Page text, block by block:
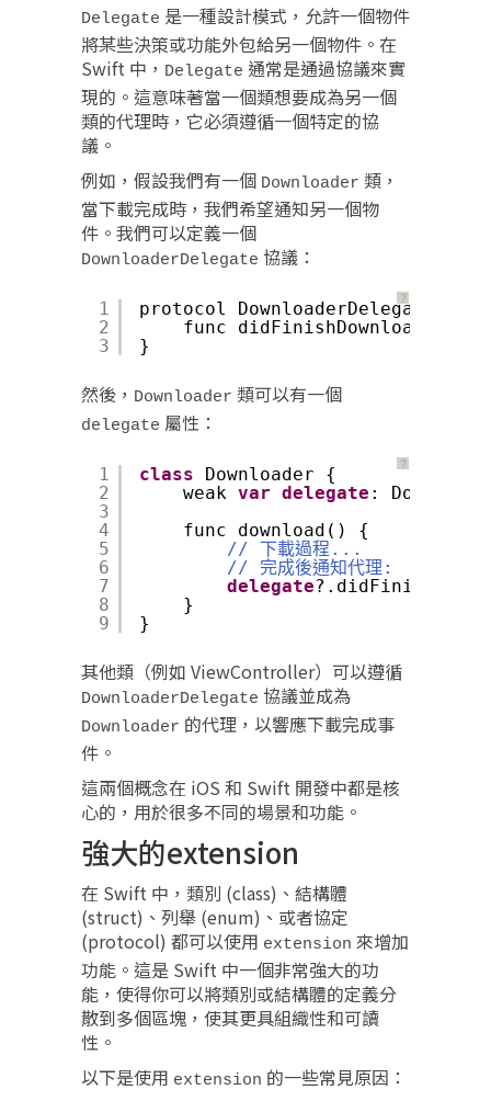
Delegate 是一種設計模式，允許一個物件
將某些決策或功能外包給另一個物件。在
Swift 中， Delegate 通常是通過協議來實
現的。這意味著當一個類想要成為另一個
類的代理時，它必須遵循一個特定的協
議。
例如，假設我們有一個 Downloader 類，
當下載完成時，我們希望通知另一個物
件。我們可以定義一個
DownloaderDelegate 協議：
？
1
2
3
protocol DownloaderDelegate:
func
}
然後， Downloader 類可以有一個
delegate 屬性：
？
1
2
3
4
5
6
7
8
9
class
Downloader {
weak var delegate :
func download() {
// 下載過程...
// 完成後通知代理:
delegate
}
}
其他類（例如 ViewController）可以遵循
DownloaderDelegate 協議並成為
Downloader 的代理，以響應下載完成事
件。
這兩個概念在 iOS 和 Swift 開發中都是核
心的，用於很多不同的場景和功能。
強大的extension
在 Swift 中，類別 (class)、結構體
(struct)、列舉 (enum)、或者協定
(protocol) 都可以使用 extension 來增加
功能。這是 Swift 中一個非常強大的功
能，使得你可以將類別或結構體的定義分
散到多個區塊，使其更具組織性和可讀
性。
以下是使用 extension 的一些常見原因：